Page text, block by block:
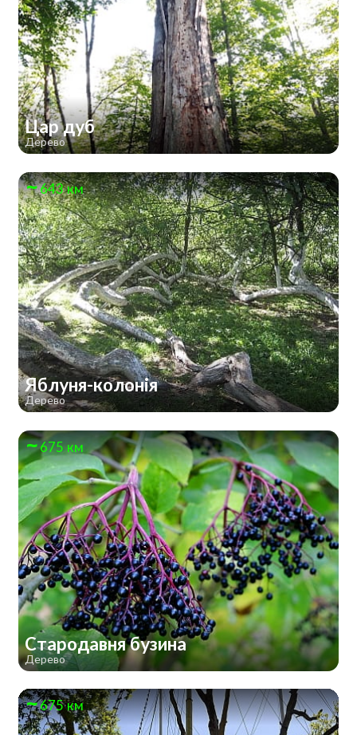
Цар дуб
Дерево
643 км
Яблуня-колонія
Дерево
675 км
Стародавня бузина
Дерево
675 км